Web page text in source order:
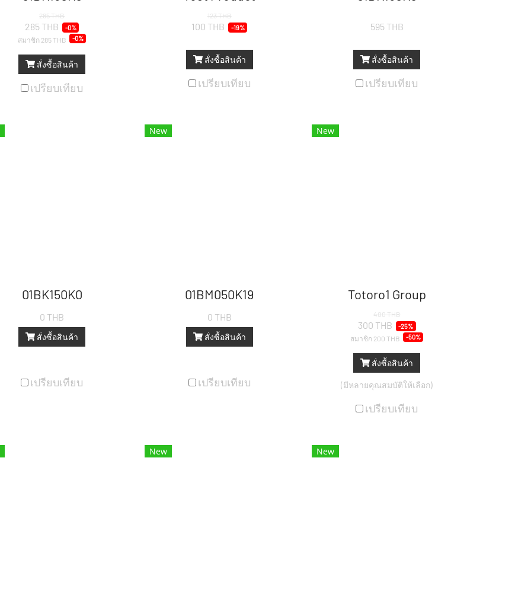
285 THB
285 THB -0%
สมาชิก 285 THB -0%
สั่งซื้อสินค้า
เปรียบเทียบ
123 THB
100 THB -19%
สั่งซื้อสินค้า
เปรียบเทียบ
595 THB
สั่งซื้อสินค้า
เปรียบเทียบ
01BK150K0
0 THB
สั่งซื้อสินค้า
เปรียบเทียบ
New
01BM050K19
0 THB
สั่งซื้อสินค้า
เปรียบเทียบ
New
Totoro1 Group
400 THB
300 THB -25%
สมาชิก 200 THB -50%
สั่งซื้อสินค้า
(มีหลายคุณสมบัติให้เลือก)
เปรียบเทียบ
New New